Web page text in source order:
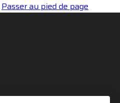
Passer au pied de page